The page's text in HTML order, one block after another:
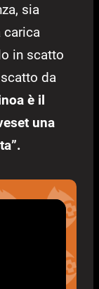
sia
carica
in scatto
da
è il
una